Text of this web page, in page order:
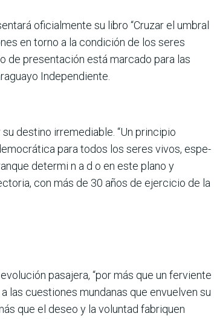
oficialmente su libro “Cruzar el umbral
en torno a la condición de los seres
de presentación está marcado para las
Independiente.
destino irremediable. “Un principio
para todos los seres vivos, espe­
deter­mi n a d o en este plano y
con más de 30 años de ejercicio de la
pasajera, “por más que un ferviente
las cuestiones mundanas que envuelven su
que el deseo y la volun­tad fabriquen